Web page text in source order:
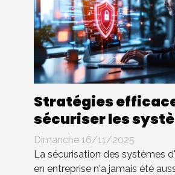
Stratégies
sécuriser les
d'information en
entreprise
Dimanche 16/11/2025
La sécurisation des systèmes
en entreprise n'a jamais été